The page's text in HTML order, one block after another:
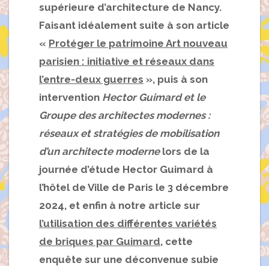
supérieure d’architecture de Nancy.
Faisant idéalement suite à son article
« Protéger le patrimoine Art nouveau
parisien : initiative et réseaux dans
l’entre-deux guerres », puis à son
intervention Hector Guimard et le
Groupe des architectes modernes :
réseaux et stratégies de mobilisation
d’un architecte moderne lors de la
journée d’étude Hector Guimard à
l’hôtel de Ville de Paris le 3 décembre
2024, et enfin à notre article sur
l’utilisation des différentes variétés
de briques par Guimard, cette
enquête sur une déconvenue subie